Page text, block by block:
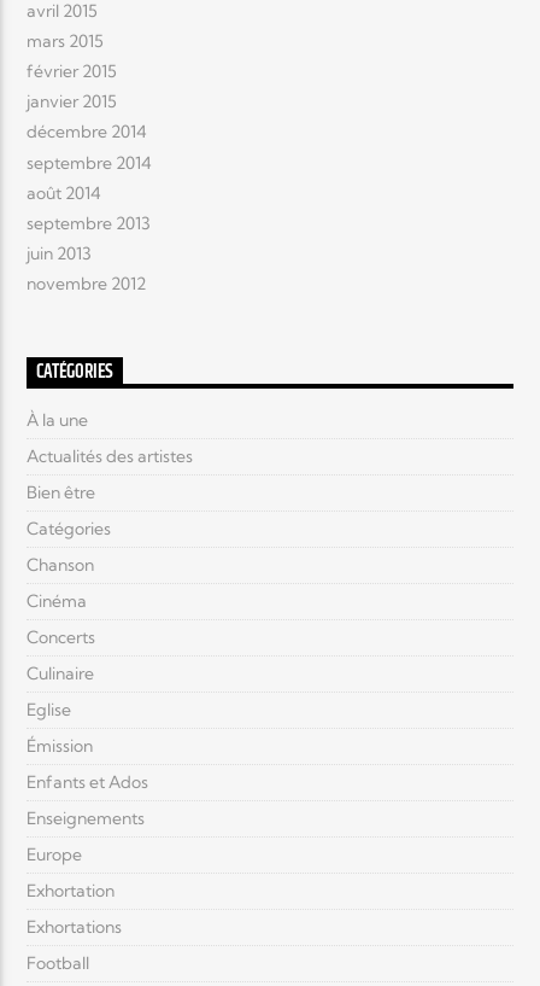
avril 2015
mars 2015
février 2015
janvier 2015
décembre 2014
septembre 2014
août 2014
septembre 2013
juin 2013
novembre 2012
CATÉGORIES
À la une
Actualités des artistes
Bien être
Catégories
Chanson
Cinéma
Concerts
Culinaire
Eglise
Émission
Enfants et Ados
Enseignements
Europe
Exhortation
Exhortations
Football